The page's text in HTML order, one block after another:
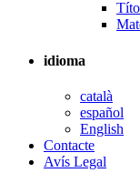
idioma
català
español
English
Contacte
Avís Legal